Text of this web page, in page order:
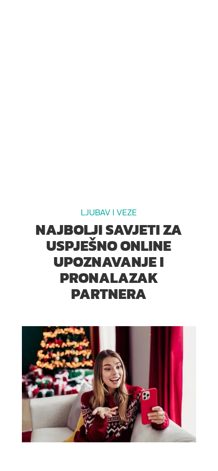
LJUBAV I VEZE
NAJBOLJI SAVJETI ZA
USPJEŠNO ONLINE
UPOZNAVANJE I
PRONALAZAK
PARTNERA